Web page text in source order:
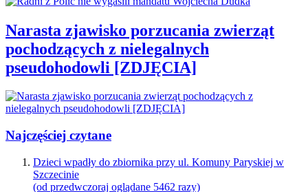
Narasta zjawisko porzucania zwierząt
pochodzących z nielegalnych
pseudohodowli [ZDJĘCIA]
Najczęściej czytane
Dzieci wpadły do zbiornika przy ul. Komuny Paryskiej w
Szczecinie
(od przedwczoraj oglądane 5462 razy)